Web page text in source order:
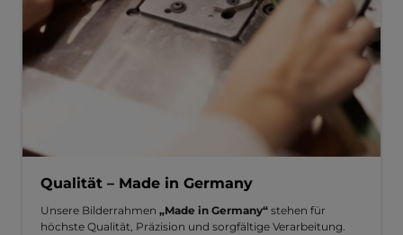
Qualität – Made in Germany
Unsere Bilderrahmen „Made in Germany“ stehen für
höchste Qualität, Präzision und sorgfältige Verarbeitung.